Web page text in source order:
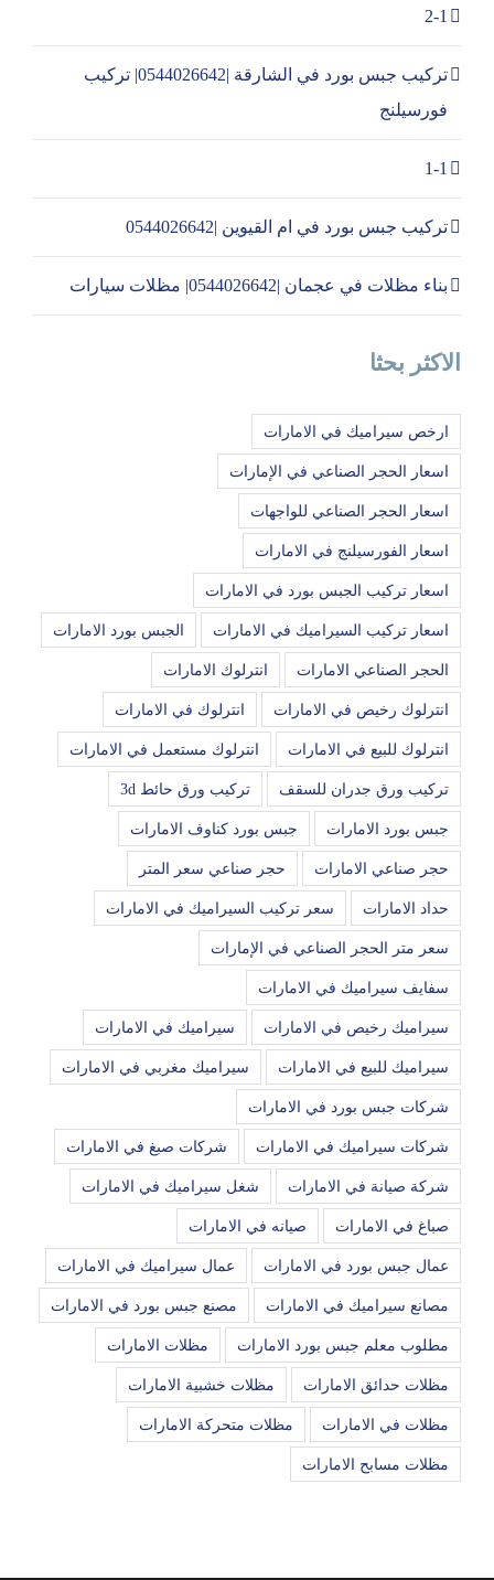
2-1
تركيب جبس بورد في الشارقة |0544026642| تركيب
فورسيلنج
1-1
تركيب جبس بورد في ام القيوين |0544026642
بناء مظلات في عجمان |0544026642| مظلات سيارات
الاكثر بحثا
ارخص سيراميك في الامارات
اسعار الحجر الصناعي في الإمارات
اسعار الحجر الصناعي للواجهات
اسعار الفورسيلنج في الامارات
اسعار تركيب الجبس بورد في الامارات
اسعار تركيب السيراميك في الامارات الجبس بورد الامارات
الحجر الصناعي الامارات انترلوك الامارات
انترلوك رخيص في الامارات انترلوك في الامارات
انترلوك للبيع في الامارات انترلوك مستعمل في الامارات
تركيب ورق جدران للسقف تركيب ورق حائط 3d
جبس بورد الامارات جبس بورد كناوف الامارات
حجر صناعي الامارات حجر صناعي سعر المتر
حداد الامارات سعر تركيب السيراميك في الامارات
سعر متر الحجر الصناعي في الإمارات
سفايف سيراميك في الامارات
سيراميك رخيص في الامارات سيراميك في الامارات
سيراميك للبيع في الامارات سيراميك مغربي في الامارات
شركات جبس بورد في الامارات
شركات سيراميك في الامارات شركات صبغ في الامارات
شركة صيانة في الامارات شغل سيراميك في الامارات
صباغ في الامارات صيانه في الامارات
عمال جبس بورد في الامارات عمال سيراميك في الامارات
مصانع سيراميك في الامارات مصنع جبس بورد في الامارات
مطلوب معلم جبس بورد الامارات مظلات الامارات
مظلات حدائق الامارات مظلات خشبية الامارات
مظلات في الامارات مظلات متحركة الامارات
مظلات مسابح الامارات